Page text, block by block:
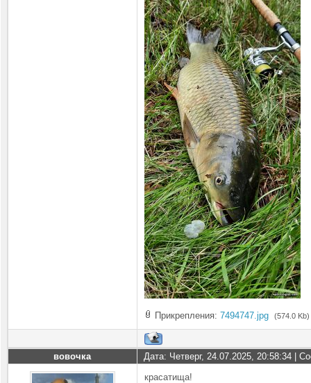
Прикрепления: 7494747.jpg (574.0 Kb)
вовочка Дата: Четверг, 24.07.2025, 20:58:34 |
красатища!